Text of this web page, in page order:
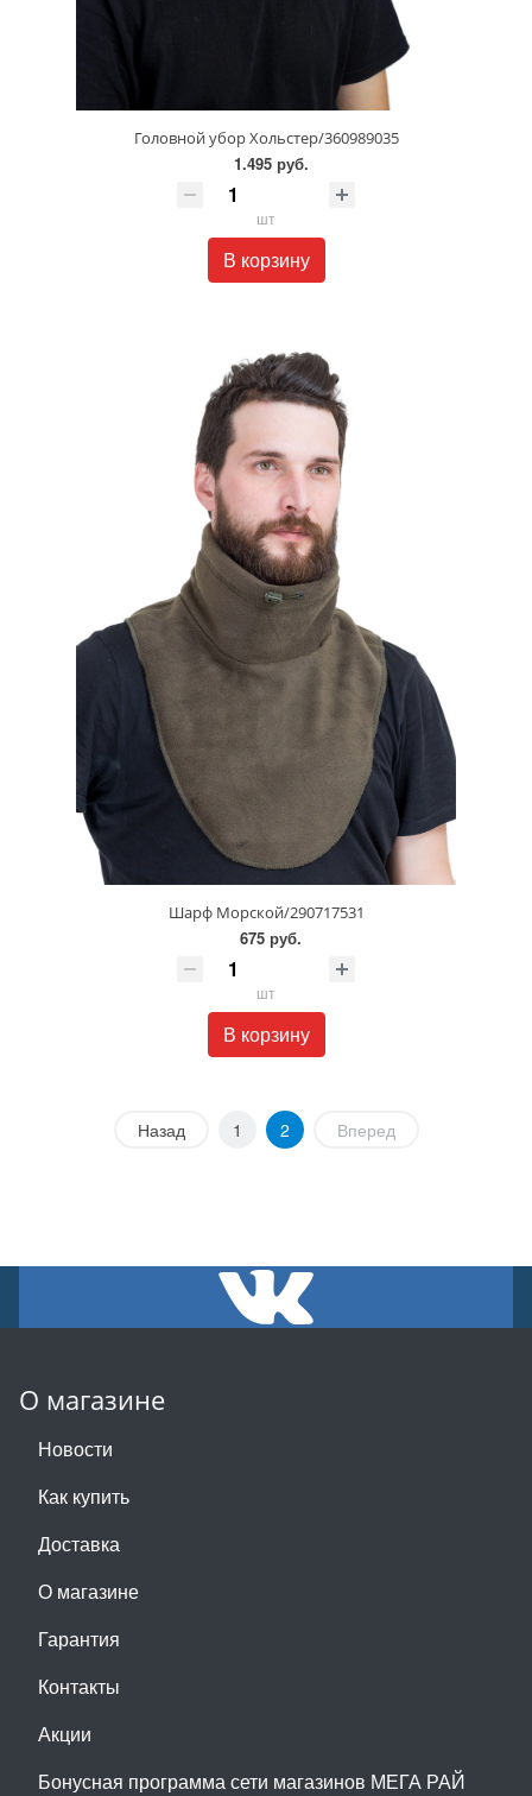
Головной убор Хольстер/360989035
1.495 руб.
шт
В корзину
Шарф Морской/290717531
675 руб.
шт
В корзину
Назад 1 2 Вперед
О магазине
Новости
Как купить
Доставка
О магазине
Гарантия
Контакты
Акции
Бонусная программа сети магазинов МЕГА РАЙ